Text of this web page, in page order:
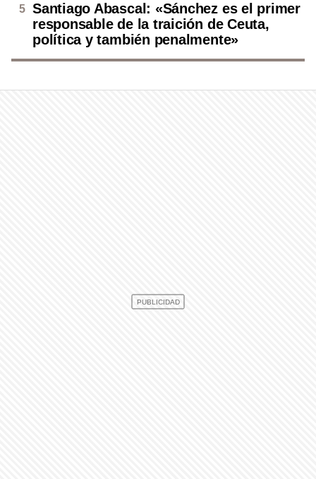
Santiago Abascal: «Sánchez es el primer
responsable de la traición de Ceuta,
política y también penalmente»